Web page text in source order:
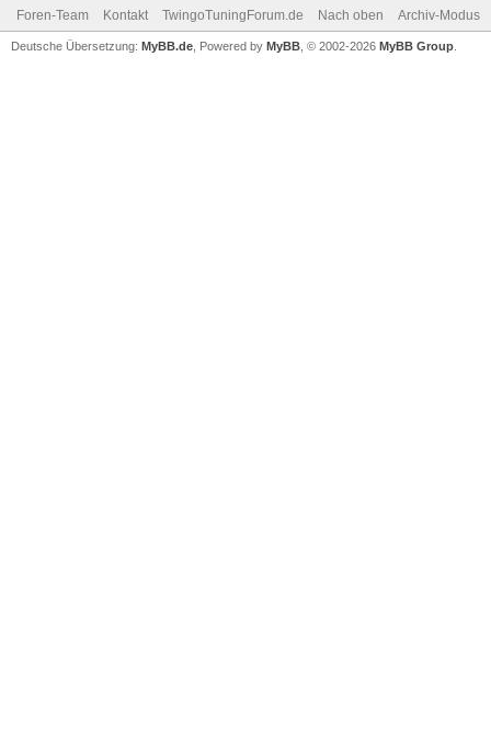
Foren-Team Kontakt TwingoTuningForum.de Nach oben Archiv-Modus
Deutsche Übersetzung: MyBB.de , Powered by MyBB , © 2002-2026 MyBB Group